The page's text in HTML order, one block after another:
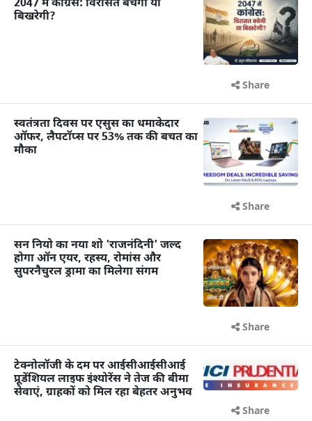
2047 में कांग्रेस: विरासत बचेगी या
बिखरेगी?
Share
स्वतंत्रता दिवस पर एसुस का धमाकेदार
ऑफर, लैपटॉप्स पर 53% तक की बचत का
मौका
Share
सन नियो का नया शो 'राजनंदिनी' जल्द
होगा ऑन एयर, रहस्य, रोमांस और
सुपरनैचुरल ड्रामा का मिलेगा संगम
Share
टेक्नोलॉजी के दम पर आईसीआईसीआई
प्रूडेंशियल लाइफ इंश्योरेंस ने तेज की बीमा
सेवाएं, ग्राहकों को मिल रहा बेहतर अनुभव
Share